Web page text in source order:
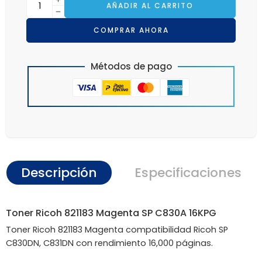
AÑADIR AL CARRITO
COMPRAR AHORA
Métodos de pago
Descripción Especificaciones
Toner Ricoh 821183 Magenta SP C830A 16KPG
Toner Ricoh 821183 Magenta compatibilidad Ricoh SP
C830DN, C831DN con rendimiento 16,000 páginas.